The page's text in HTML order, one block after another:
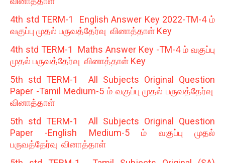
4th std TERM-1 English Answer Key 2022-TM-4 ம்
வகுப்பு முதல் பருவத்தேர்வு வினாத்தாள் Key
4th std TERM-1 Maths Answer Key -TM-4 ம் வகுப்பு
முதல் பருவத்தேர்வு வினாத்தாள் Key
5th std TERM-1 All Subjects Original Question
Paper -Tamil Medium-5 ம் வகுப்பு முதல் பருவத்தேர்வு
வினாத்தாள்
5th std TERM-1 All Subjects Original Question
Paper -English Medium-5 ம் வகுப்பு முதல்
பருவத்தேர்வு வினாத்தாள்